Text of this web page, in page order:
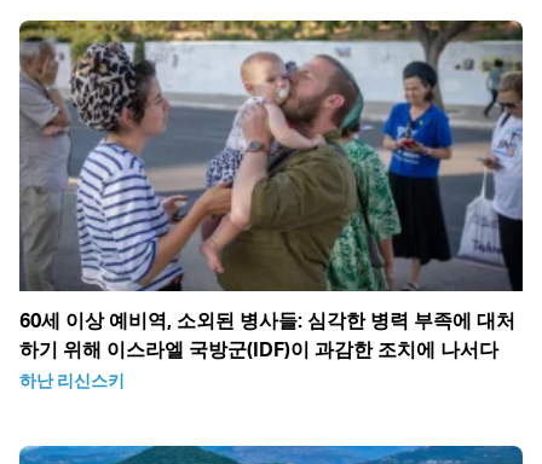
60세 이상 예비역, 소외된 병사들: 심각한 병력 부족에 대처
하기 위해 이스라엘 국방군(IDF)이 과감한 조치에 나서다
하난 리신스키